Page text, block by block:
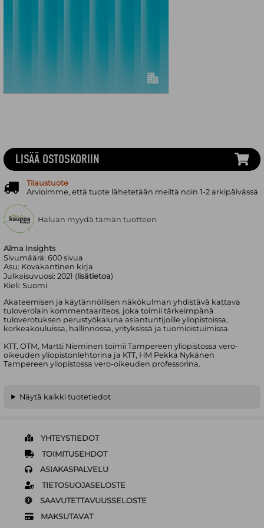
Alma Insights
Sivumäärä:600 sivua
Asu: Kovakantinen kirja
Julkaisuvuosi:2021 ( lisätietoa)
Kieli:Suomi
Akateemisen ja käytännöllisen näkökulman yhdistävä kattava
tuloverolain kommentaariteos, joka toimii tärkeimpänä
tuloverotuksen perustyökaluna asiantuntijoille yliopistoissa,
korkeakouluissa, hallinnossa, yrityksissä ja tuomioistuimissa.
KTT, OTM, Martti Nieminen toimii Tampereen yliopistossa vero-
oikeuden yliopistonlehtorina ja KTT, HM Pekka Nykänen
Tampereen yliopistossa vero-oikeuden professorina.
LISÄÄ OSTOSKORIIN
Tilaustuote
Arvioimme, että tuote lähetetään meiltä noin 1-2 arkipäivässä
Haluan myydä tämän tuotteen
Näytä kaikki tuotetiedot
YHTEYSTIEDOT
TOIMITUSEHDOT
ASIAKASPALVELU
TIETOSUOJASELOSTE
SAAVUTETTAVUUSSELOSTE
MAKSUTAVAT